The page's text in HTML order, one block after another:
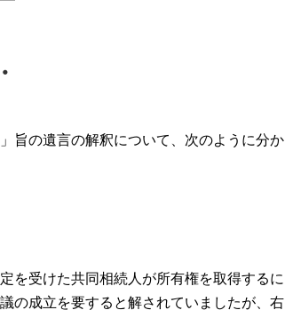
旨の遺言の解釈について、次のように分か
を受けた共同相続人が所有権を取得するに
の成立を要すると解されていましたが、右